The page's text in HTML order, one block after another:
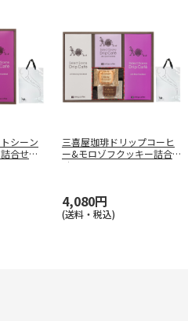
シーン
合せ S
三喜屋珈琲ドリップコーヒ
ー&モロゾフクッキー詰合
せ SSD
4,080円
(送料・税込)